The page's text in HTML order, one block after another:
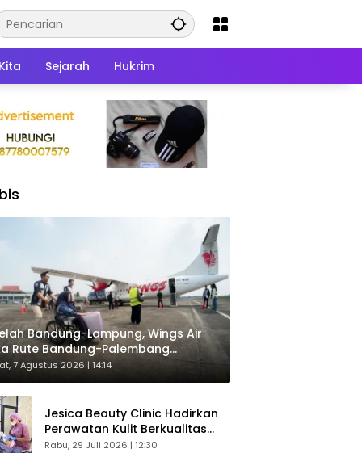
Sejarah Hukrim
Bandung-Lampung, Wings Air
Rute Bandung-Palembang
Langsung Penumpang
7 Agustus 2026 | 14:14
Jesica Beauty Clinic Hadirkan
Perawatan Kulit Berkualitas
Plus Konsultasi Gratis
Rabu, 29 Juli 2026 | 12:30